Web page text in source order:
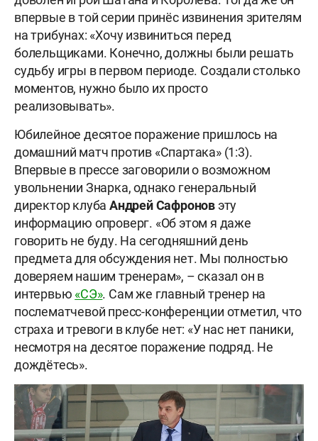
впервые в той серии принёс извинения зрителям
на трибунах: «Хочу извиниться перед
болельщиками. Конечно, должны были решать
судьбу игры в первом периоде. Создали столько
моментов, нужно было их просто
реализовывать».
Юбилейное десятое поражение пришлось на
домашний матч против «Спартака» (1:3).
Впервые в прессе заговорили о возможном
увольнении Знарка, однако генеральный
директор клубаАндрей Сафронов эту
информацию опроверг. «Об этом я даже
говорить не буду. На сегодняшний день
предмета для обсуждения нет. Мы полностью
доверяем нашим тренерам», – сказал он в
интервью «СЭ». Сам же главный тренер на
послематчевой пресс-конференции отметил, что
страха и тревоги в клубе нет: «У нас нет паники,
несмотря на десятое поражение подряд. Не
дождётесь».